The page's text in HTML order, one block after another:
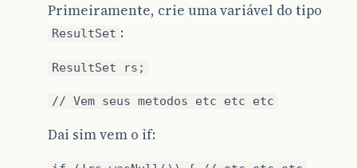
Primeiramente, crie uma variável do tipo
ResultSet :
ResultSet rs;
// Vem seus metodos etc etc etc
Dai sim vem o if: